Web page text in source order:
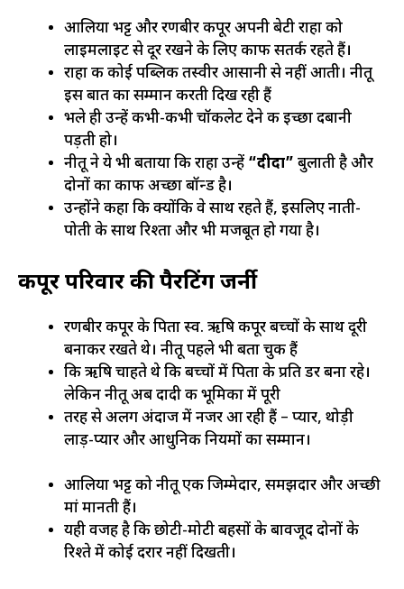
आलिया भट्ट और रणबीर कपूर अपनी बेटी राहा को
लाइमलाइट से दूर रखने के लिए काफी सतर्क रहते हैं।
राहा की कोई पब्लिक तस्वीर आसानी से नहीं आती। नीतू
इस बात का सम्मान करती दिख रही हैं
भले ही उन्हें कभी-कभी चॉकलेट देने की इच्छा दबानी
पड़ती हो।
नीतू ने ये भी बताया कि राहा उन्हें “दीदा” बुलाती है और
दोनों का काफी अच्छा बॉन्ड है।
उन्होंने कहा कि क्योंकि वे साथ रहते हैं, इसलिए नाती-
पोती के साथ रिश्ता और भी मजबूत हो गया है।
कपूर परिवार की पैरेंटिंग जर्नी
रणबीर कपूर के पिता स्व. ऋषि कपूर बच्चों के साथ दूरी
बनाकर रखते थे। नीतू पहले भी बता चुकी हैं
कि ऋषि चाहते थे कि बच्चों में पिता के प्रति डर बना रहे।
लेकिन नीतू अब दादी की भूमिका में पूरी
तरह से अलग अंदाज में नजर आ रही हैं – प्यार, थोड़ी
लाड़-प्यार और आधुनिक नियमों का सम्मान।
आलिया भट्ट को नीतू एक जिम्मेदार, समझदार और अच्छी
मां मानती हैं।
यही वजह है कि छोटी-मोटी बहसों के बावजूद दोनों के
रिश्ते में कोई दरार नहीं दिखती।